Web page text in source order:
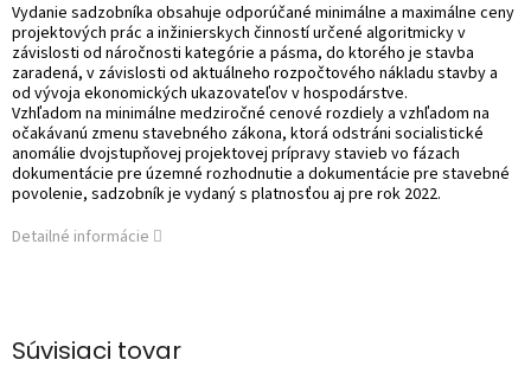
Vydanie sadzobníka obsahuje odporúčané minimálne a maximálne ceny
projektových prác a inžinierskych činností určené algoritmicky v
závislosti od náročnosti kategórie a pásma, do ktorého je stavba
zaradená, v závislosti od aktuálneho rozpočtového nákladu stavby a
od vývoja ekonomických ukazovateľov v hospodárstve.
Vzhľadom na minimálne medziročné cenové rozdiely a vzhľadom na
očakávanú zmenu stavebného zákona, ktorá odstráni socialistické
anomálie dvojstupňovej projektovej prípravy stavieb vo fázach
dokumentácie pre územné rozhodnutie a dokumentácie pre stavebné
povolenie, sadzobník je vydaný s platnosťou aj pre rok 2022.
Detailné informácie
Súvisiaci tovar